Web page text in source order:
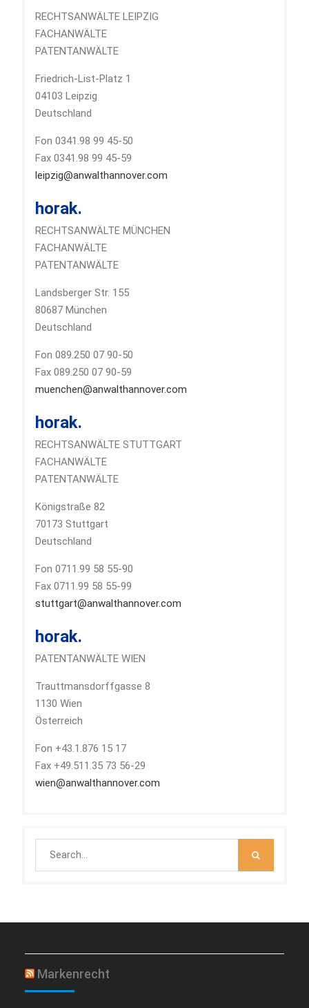
RECHTSANWÄLTE LEIPZIG
FACHANWÄLTE
PATENTANWÄLTE
Friedrich-List-Platz 1
04103 Leipzig
Deutschland
Fon 0341.98 99 45-50
Fax 0341.98 99 45-59
leipzig@anwalthannover.com
horak.
RECHTSANWÄLTE MÜNCHEN
FACHANWÄLTE
PATENTANWÄLTE
Landsberger Str. 155
80687 München
Deutschland
Fon 089.250 07 90-50
Fax 089.250 07 90-59
muenchen@anwalthannover.com
horak.
RECHTSANWÄLTE STUTTGART
FACHANWÄLTE
PATENTANWÄLTE
Königstraße 82
70173 Stuttgart
Deutschland
Fon 0711.99 58 55-90
Fax 0711.99 58 55-99
stuttgart@anwalthannover.com
horak.
PATENTANWÄLTE WIEN
Trauttmansdorffgasse 8
1130 Wien
Österreich
Fon +43.1.876 15 17
Fax +49.511.35 73 56-29
wien@anwalthannover.com
Markenrecht